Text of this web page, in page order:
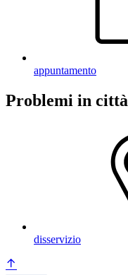
appuntamento
Problemi in città
disservizio